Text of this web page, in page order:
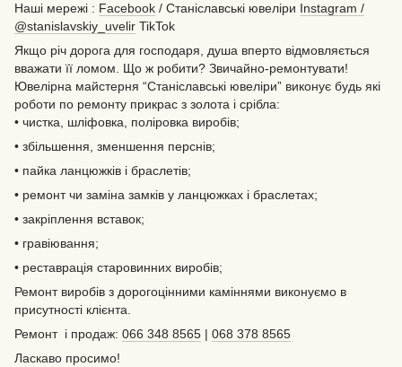
Наші мережі : Facebook / Станіславські ювеліри Instagram /
@stanislavskiy_uvelir TikTok
Якщо річ дорога для господаря, душа вперто відмовляється
вважати її ломом. Що ж робити? Звичайно-ремонтувати!
Ювелірна майстерня “Станіславські ювеліри” виконує будь які
роботи по ремонту прикрас з золота і срібла:
• чистка, шліфовка, поліровка виробів;
• збільшення, зменшення перснів;
• пайка ланцюжків і браслетів;
• ремонт чи заміна замків у ланцюжках і браслетах;
• закріплення вставок;
• гравіювання;
• реставрація старовинних виробів;
Ремонт виробів з дорогоцінними каміннями виконуємо в
присутності клієнта.
Ремонт і продаж: 066 348 8565 | 068 378 8565
Ласкаво просимо!